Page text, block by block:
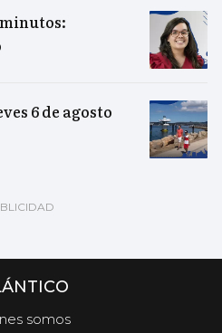
6 de agosto
somos